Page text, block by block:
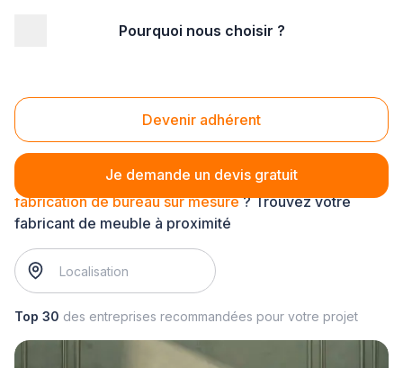
Pourquoi nous choisir ?
Devenir adhérent
Je demande un devis gratuit
Fabrication de bureau sur mesure
fabrication de bureau sur mesure? Trouvez votre
fabricant de meuble à proximité
Top 30 des entreprises recommandées pour votre projet